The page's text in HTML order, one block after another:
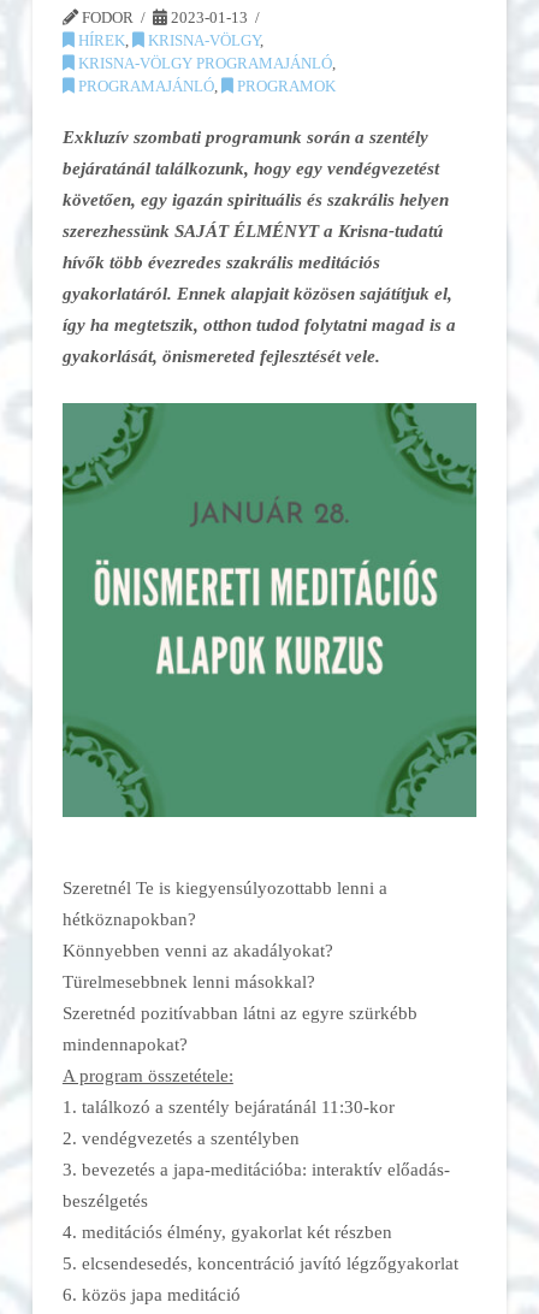
FODOR
2023-01-13
HÍREK, KRISNA-VÖLGY,
KRISNA-VÖLGY PROGRAMAJÁNLÓ,
PROGRAMAJÁNLÓ, PROGRAMOK
Exkluzív szombati programunk során a szentély
bejáratánál találkozunk, hogy egy vendégvezetést
követően, egy igazán spirituális és szakrális helyen
szerezhessünk SAJÁT ÉLMÉNYT a Krisna-tudatú
hívők több évezredes szakrális meditációs
gyakorlatáról. Ennek alapjait közösen sajátítjuk el,
így ha megtetszik, otthon tudod folytatni magad is a
gyakorlását, önismereted fejlesztését vele.
Szeretnél Te is kiegyensúlyozottabb lenni a
hétköznapokban?
Könnyebben venni az akadályokat?
Türelmesebbnek lenni másokkal?
Szeretnéd pozitívabban látni az egyre szürkébb
mindennapokat?
A program összetétele:
1. találkozó a szentély bejáratánál 11:30-kor
2. vendégvezetés a szentélyben
3. bevezetés a japa-meditációba: interaktív előadás-
beszélgetés
4. meditációs élmény, gyakorlat két részben
5. elcsendesedés, koncentráció javító légzőgyakorlat
6. közös japa meditáció